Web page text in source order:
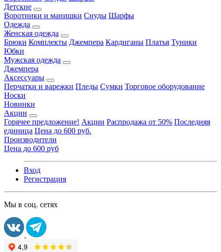
Детские
Воротники и манишки Снуды Шарфы
Одежда
Женская одежда
Брюки Комплекты Джемпера Кардиганы Платья Туники
Юбки
Мужская одежда
Джемпера
Аксессуары
Перчатки и варежки Пледы Сумки Торговое оборудование
Носки
Новинки
Акции
Горячее предложение! Акции Распродажа от 50% Последняя
единица Цена до 600 руб.
Производители
Цена до 600 руб
Вход
Регистрация
Мы в соц. сетях